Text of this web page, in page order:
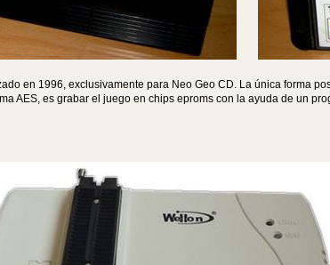
en 1996, exclusivamente para Neo Geo CD. La única forma
AES, es grabar el juego en chips eproms con la ayuda de un